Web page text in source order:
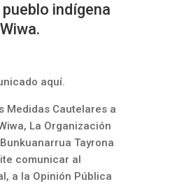
indígena
Wiwa.
aquí.
Medidas Cautelares a
La Organización
Tayrona
comunicar al
a la Opinión Pública